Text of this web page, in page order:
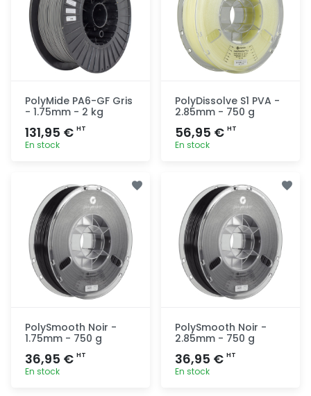
PolyMide PA6-GF Gris
- 1.75mm - 2 kg
131,95 € HT
En stock
rapide
PolyDissolve S1 PVA -
2.85mm - 750 g
56,95 € HT
En stock
rapide
PolySmooth Noir -
1.75mm - 750 g
36,95 € HT
En stock
PolySmooth Noir -
2.85mm - 750 g
36,95 € HT
En stock